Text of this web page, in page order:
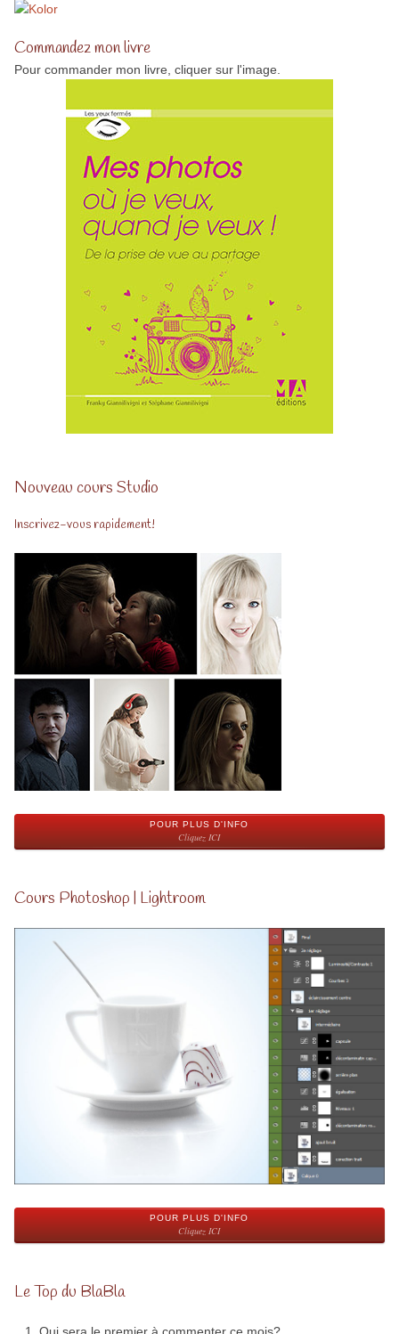
Commandez mon livre
Pour commander mon livre, cliquer sur l'image.
Nouveau cours Studio
Inscrivez-vous rapidement!
POUR PLUS D'INFO
Cliquez ICI
Cours Photoshop | Lightroom
POUR PLUS D'INFO
Cliquez ICI
Le Top du BlaBla
Qui sera le premier à commenter ce mois?